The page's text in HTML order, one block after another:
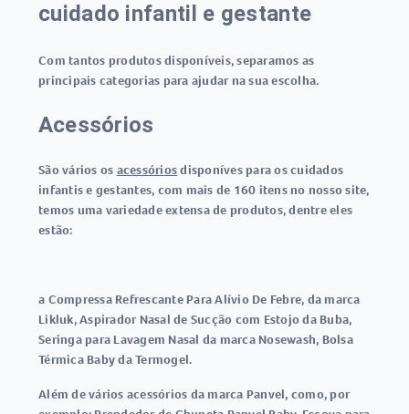
cuidado infantil e gestante
Com tantos produtos disponíveis, separamos as
principais categorias para ajudar na sua escolha.
Acessórios
São vários os acessóriosdisponíves para os cuidados
infantis e gestantes, com mais de 160 itens no nosso site,
temos uma variedade extensa de produtos, dentre eles
estão:
a Compressa Refrescante Para Alívio De Febre, da marca
Likluk, Aspirador Nasal de Sucção com Estojo da Buba,
Seringa para Lavagem Nasal da marca Nosewash, Bolsa
Térmica Baby da Termogel.
Além de vários acessórios da marca Panvel, como, por